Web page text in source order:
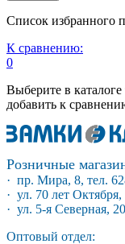
Список избранного
К сравнению:
0
Выберите в
добавить к
Розничные
· пр. Мира, 8, тел.
· ул. 70 лет
· ул. 5-я Северная,
Оптовый отдел: